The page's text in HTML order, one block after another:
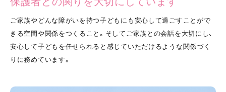
ご家族やどんな障がいを持つ子どもにも安心して過ごすことがで
きる空間や関係をつくること。そしてご家族との会話を大切にし、
安心して子どもを任せられると感じていただけるような関係づく
りに務めています。